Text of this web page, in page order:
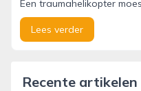
Een traumahelikopter
Lees verder
Recente artikelen